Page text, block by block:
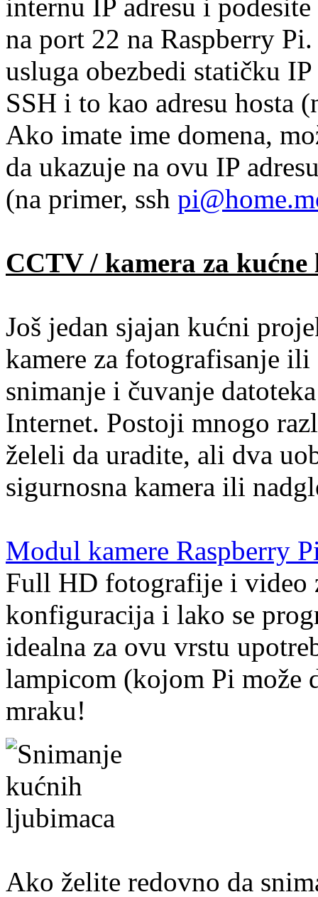
internu IP adresu i
na port 22 na Raspberry
usluga obezbedi statičku
SSH i to kao adresu hosta
Ako imate ime domena,
da ukazuje na ovu IP
(na primer, ssh
CCTV / kamera za
Još jedan sjajan kućni
kamere za fotografisanje
snimanje i čuvanje
Internet. Postoji mnogo
želeli da uradite, ali dva
sigurnosna kamera ili
Modul kamere Raspberry
Full HD fotografije i video
konfiguracija i lako se
idealna za ovu vrstu
lampicom (kojom Pi može
mraku!
Ako želite redovno da